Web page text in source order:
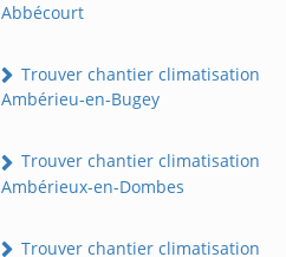
Abbécourt
Trouver chantier climatisation
Ambérieu-en-Bugey
Trouver chantier climatisation
Ambérieux-en-Dombes
Trouver chantier climatisation